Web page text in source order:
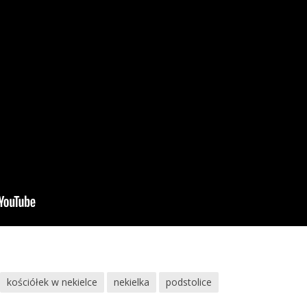
kościółek w nekielce nekielka podstolice